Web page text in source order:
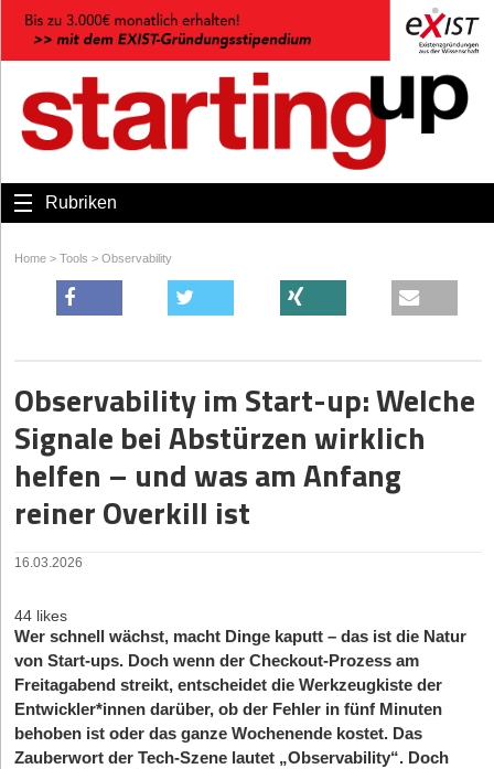
Rubriken
Home > Tools > Observability
Observability im Start-up: Welche
Signale bei Abstürzen wirklich
helfen – und was am Anfang
reiner Overkill ist
16.03.2026
44 likes
Wer schnell wächst, macht Dinge kaputt – das ist die Natur
von Start-ups. Doch wenn der Checkout-Prozess am
Freitagabend streikt, entscheidet die Werkzeugkiste der
Entwickler*innen darüber, ob der Fehler in fünf Minuten
behoben ist oder das ganze Wochenende kostet. Das
Zauberwort der Tech-Szene lautet „Observability“. Doch